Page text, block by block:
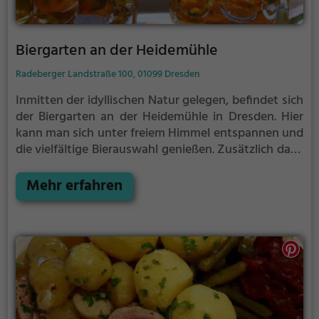
Biergarten an der Heidemühle
Radeberger Landstraße 100, 01099 Dresden
Inmitten der idyllischen Natur gelegen, befindet sich
der Biergarten an der Heidemühle in Dresden. Hier
kann man sich unter freiem Himmel entspannen und
die vielfältige Bierauswahl genießen. Zusätzlich dazu
Speisen und regionalen Köstlichkeiten, die den
Gaumen verwöhnen. Das Ambiente lädt dazu ein,
Atmosphäre zu genießen. Egal ob bei einem kühlen
Bier oder einem herzhaften Essen, hier kommt man
voll auf seine Kosten. Ein Besuch im Biergarten an
der Heidemühle ist ein absolutes Muss für alle, die
die urige Biergarten-Kultur in vollen Zügen erleben
möchten.
Mehr erfahren